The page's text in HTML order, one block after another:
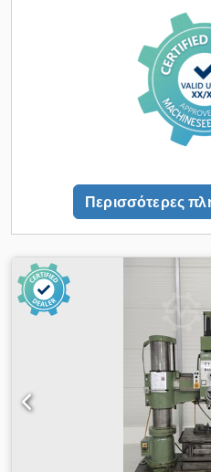
απαίτηση ισχύος 6,5 kW Βάρος
Απαιτούμενος χώρος περ. 2,45
εργοστασίου: 4045935 - Κύβος
mm - Αντλία ψυκτικού υγρού
Περισσότερες